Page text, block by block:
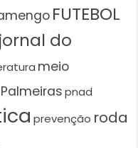
FUTEBOL
jornal do
meio
Palmeiras pnad
prevenção roda